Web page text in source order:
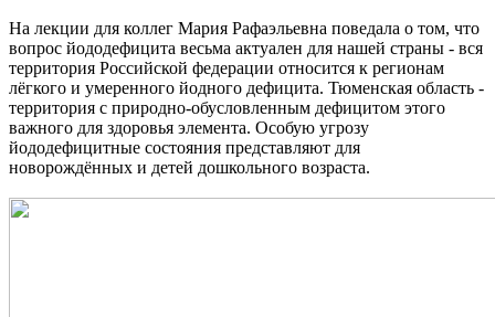
На лекции для коллег Мария Рафаэльевна поведала о том, что
вопрос йододефицита весьма актуален для нашей страны - вся
территория Российской федерации относится к регионам
лёгкого и умеренного йодного дефицита. Тюменская область -
территория с природно-обусловленным дефицитом этого
важного для здоровья элемента. Особую угрозу
йододефицитные состояния представляют для
новорождённых и детей дошкольного возраста.